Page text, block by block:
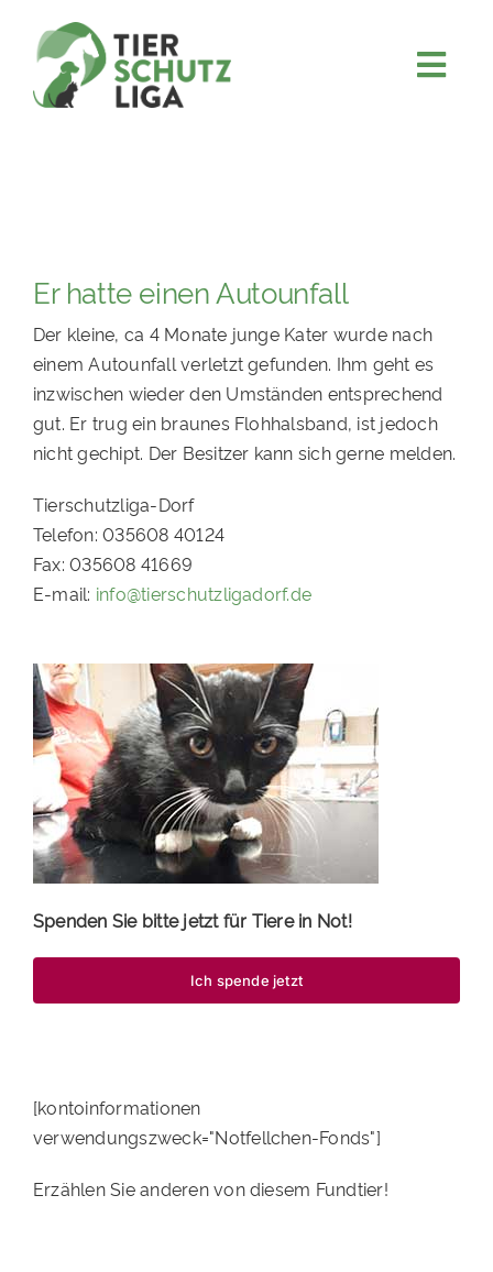
content
FÖRDERN & VERERBEN
KOOPERATIONEN
4KIDS
TIERHEIMTIERE
PATENSCHAFTEN
HELFER WERDEN
Er hatte einen Autounfall
Der kleine, ca 4 Monate junge Kater wurde nach
einem Autounfall verletzt gefunden. Ihm geht es
inzwischen wieder den Umständen entsprechend
gut. Er trug ein braunes Flohhalsband, ist jedoch
nicht gechipt. Der Besitzer kann sich gerne melden.
Tierschutzliga-Dorf
Telefon: 035608 40124
Fax: 035608 41669
E-mail: info@tierschutzligadorf.de
Spenden Sie bitte jetzt für Tiere in Not!
Ich spende jetzt
[kontoinformationen
verwendungszweck="Notfellchen-Fonds"]
Erzählen Sie anderen von diesem Fundtier!